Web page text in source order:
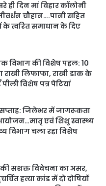
ही दिन मां विहार कॉलोनी
चौहान….पानी सहित
त्वरित समाधान के दिए
विभाग की विशेष पहल: 10
लिफाफा, राखी डाक के
विशेष पत्र पेटियां
सप्ताह: जिलेभर में जागरूकता
एवं शिशु स्वास्थ्य
विभाग चला रहा विशेष
सशक्त विवेचना का असर,
हत्या कांड में दो दोषियों